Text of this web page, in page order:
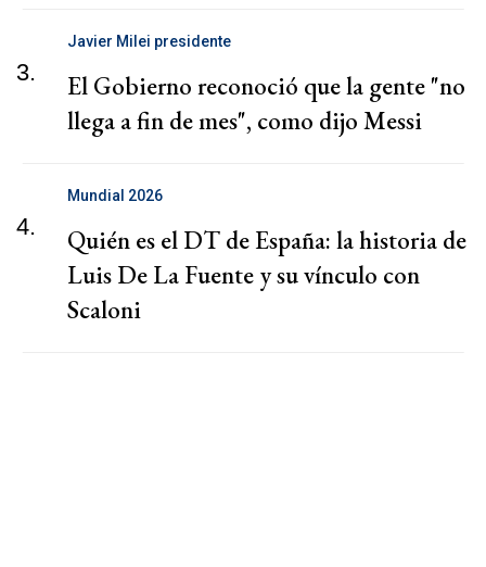
3.
Javier Milei presidente
El Gobierno reconoció que la gente "no
llega a fin de mes", como dijo Messi
4.
Mundial 2026
Quién es el DT de España: la historia de
Luis De La Fuente y su vínculo con
Scaloni